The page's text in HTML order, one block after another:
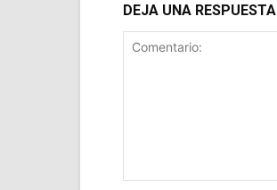
DEJA UNA RESPUESTA